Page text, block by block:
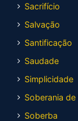
Sacrifício
Salvação
Santificação
Saudade
Simplicidade
Soberania de
Soberba